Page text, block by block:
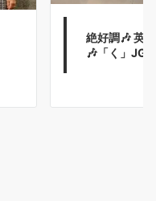
絶好調🎶 英
🎶「く」